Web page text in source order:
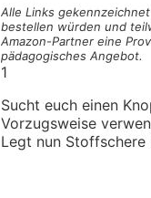
Alle Links
bestellen würden und
Amazon-Partner eine
pädagogisches Angebot.
1
Sucht euch einen
Vorzugsweise
Legt nun